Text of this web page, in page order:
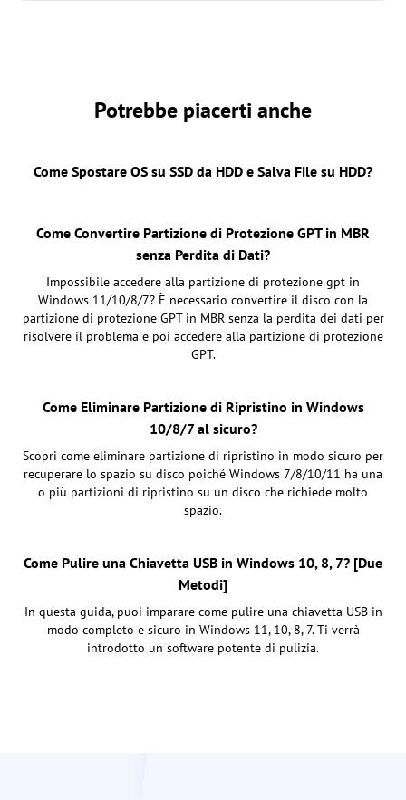
Potrebbe piacerti anche
Come Spostare OS su SSD da HDD e Salva File su HDD?
Come Convertire Partizione di Protezione GPT in MBR
senza Perdita di Dati?
Impossibile accedere alla partizione di protezione gpt in
Windows 11/10/8/7? È necessario convertire il disco con la
partizione di protezione GPT in MBR senza la perdita dei dati per
risolvere il problema e poi accedere alla partizione di protezione
GPT.
Come Eliminare Partizione di Ripristino in Windows
10/8/7 al sicuro?
Scopri come eliminare partizione di ripristino in modo sicuro per
recuperare lo spazio su disco poiché Windows 7/8/10/11 ha una
o più partizioni di ripristino su un disco che richiede molto
spazio.
Come Pulire una Chiavetta USB in Windows 10, 8, 7? [Due
Metodi]
In questa guida, puoi imparare come pulire una chiavetta USB in
modo completo e sicuro in Windows 11, 10, 8, 7. Ti verrà
introdotto un software potente di pulizia.